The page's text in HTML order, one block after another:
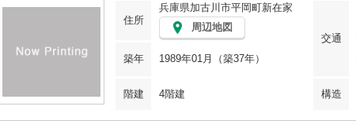
住所
兵庫県加古川市平岡町新在家
周辺地図
交通
築年 1989年01月（築37年）
階建 4階建 構造